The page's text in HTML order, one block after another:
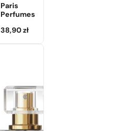
Paris
Perfumes
38,90zł